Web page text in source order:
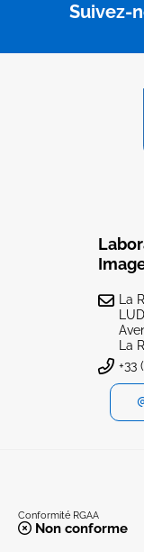
Suivez-
La
La
+33
Conformité RGAA
Non conforme